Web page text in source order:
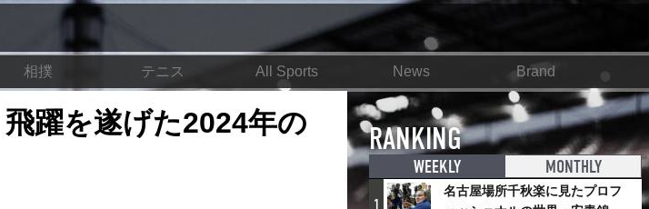
相撲 テニス All Sports News Brand
躍を遂げた2024年の
RANKING
WEEKLY MONTHLY
1
名古屋場所千秋楽に見たプロフ